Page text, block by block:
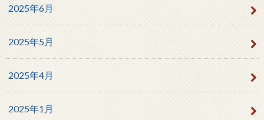
2025年6月
2025年5月
2025年4月
2025年1月